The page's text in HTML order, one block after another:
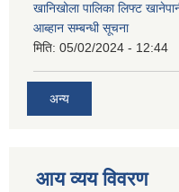
खानिखोला पालिका लिफ्ट
आब्हान सम्बन्धी सूचना
मिति: 05/02/2024 - 12:44
अन्य
आय व्यय विवरण